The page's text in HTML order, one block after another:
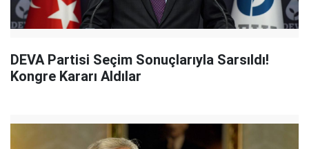
DEVA Partisi Seçim Sonuçlarıyla Sarsıldı!
Kongre Kararı Aldılar